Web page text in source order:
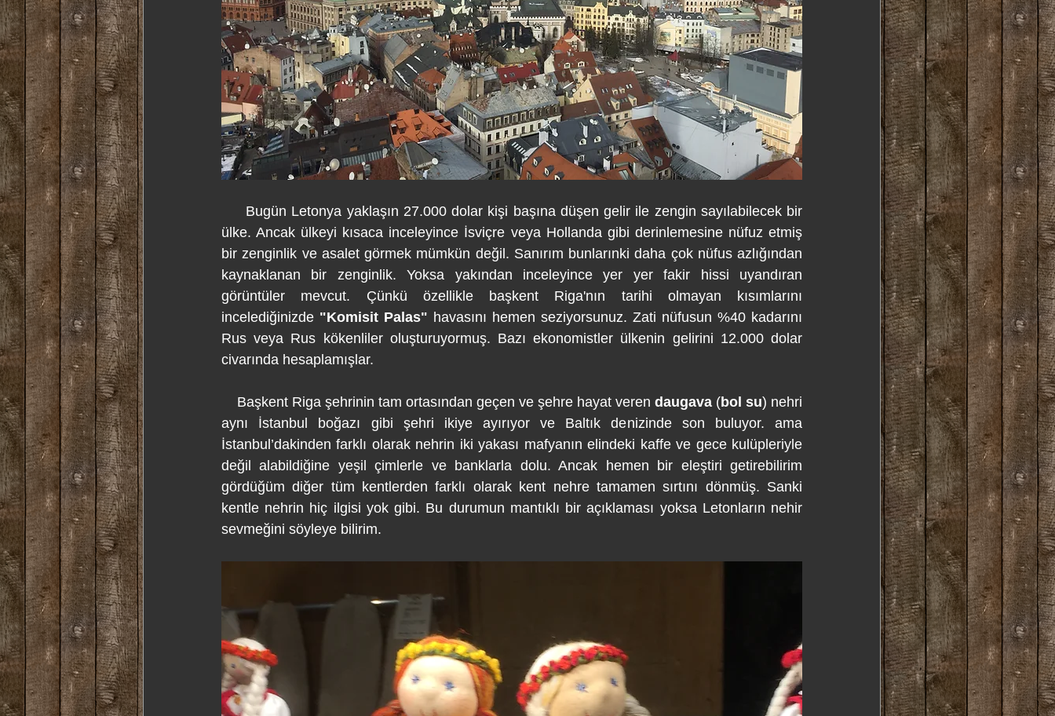
Bugün Letonya yaklaşın 27.000 dolar kişi başına düşen gelir ile zengin sayılabilecek bir
ülke. Ancak ülkeyi kısaca inceleyince İsviçre veya Hollanda gibi derinlemesine nüfuz etmiş
bir zenginlik ve asalet görmek mümkün değil. Sanırım bunlarınki daha çok nüfus azlığından
kaynaklanan bir zenginlik. Yoksa yakından inceleyince yer yer fakir hissi uyandıran
görüntüler mevcut. Çünkü özellikle başkent Riga'nın tarihi olmayan kısımlarını
incelediğinizde "Komisit Palas" havasını hemen seziyorsunuz. Zati nüfusun %40 kadarını
Rus veya Rus kökenliler oluşturuyormuş. Bazı ekonomistler ülkenin gelirini 12.000 dolar
civarında hesaplamışlar.
Başkent Riga şehrinin tam ortasından geçen ve şehre hayat veren daugava (bol su) nehri
aynı İstanbul boğazı gibi şehri ikiye ayırıyor ve Baltık denizinde son buluyor. ama
İstanbul’dakinden farklı olarak nehrin iki yakası mafyanın elindeki kaffe ve gece kulüpleriyle
değil alabildiğine yeşil çimlerle ve banklarla dolu. Ancak hemen bir eleştiri getirebilirim
gördüğüm diğer tüm kentlerden farklı olarak kent nehre tamamen sırtını dönmüş. Sanki
kentle nehrin hiç ilgisi yok gibi. Bu durumun mantıklı bir açıklaması yoksa Letonların nehir
sevmeğini söyleye bilirim.